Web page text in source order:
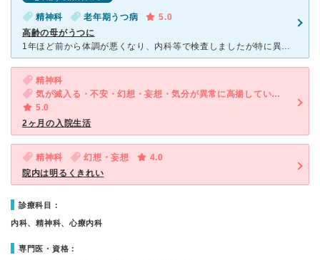
精神科 老年期うつ病
5.0
高齢の母がうつに
1年ほど前から体調が悪くなり、内科等で検査しましたが特に異常はなく、他院の精神科を受診しうつ病と診断されました。 その後、全く症状は良くならず高齢者専門外来があるこちらの病院を藁をも掴む思いで受診し
精神科
気が滅入る・不安・幻想・妄想・気分が異常に高揚している・体重増加・協調性がない・落ち着きがない（子供）
5.0
2ヶ月の入院生活
精神科 幻想・妄想
4.0
院内は明るくきれい
診療科目：
内科、精神科、心療内科
専門医・資格：